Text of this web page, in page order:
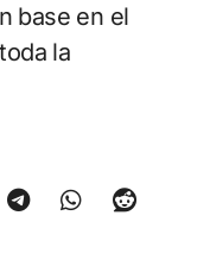
base en el
la